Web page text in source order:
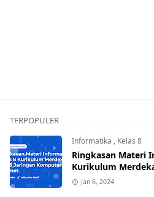
TERPOPULER
Informatika , Kelas 8
Ringkasan Materi
Kurikulum
Komputer dan
Jan 6, 2024